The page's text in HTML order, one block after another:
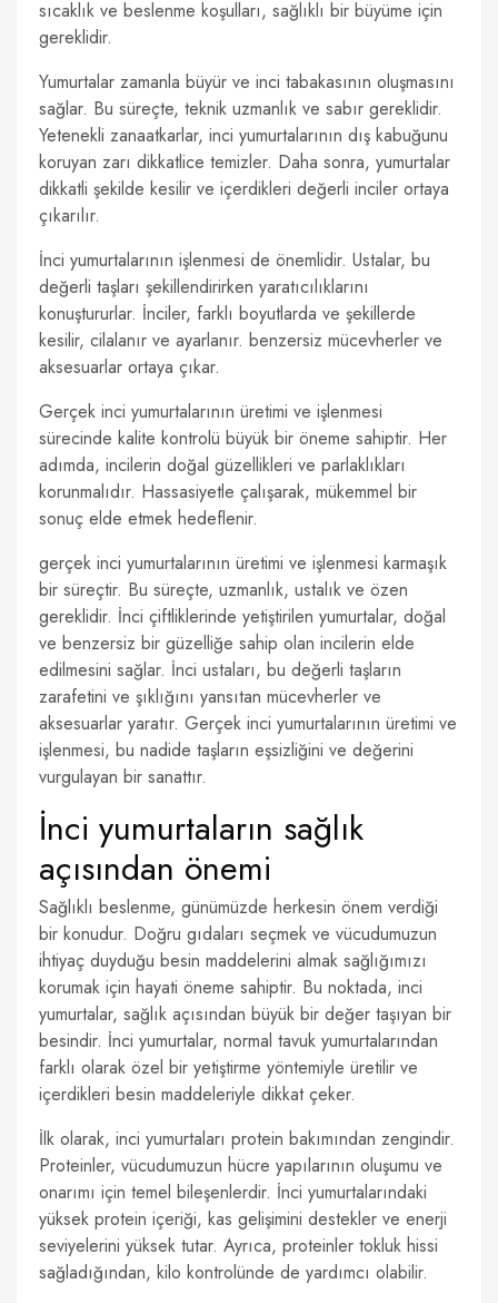
sıcaklık ve beslenme koşulları, sağlıklı bir büyüme için
gereklidir.
Yumurtalar zamanla büyür ve inci tabakasının oluşmasını
sağlar. Bu süreçte, teknik uzmanlık ve sabır gereklidir.
Yetenekli zanaatkarlar, inci yumurtalarının dış kabuğunu
koruyan zarı dikkatlice temizler. Daha sonra, yumurtalar
dikkatli şekilde kesilir ve içerdikleri değerli inciler ortaya
çıkarılır.
İnci yumurtalarının işlenmesi de önemlidir. Ustalar, bu
değerli taşları şekillendirirken yaratıcılıklarını
konuştururlar. İnciler, farklı boyutlarda ve şekillerde
kesilir, cilalanır ve ayarlanır. benzersiz mücevherler ve
aksesuarlar ortaya çıkar.
Gerçek inci yumurtalarının üretimi ve işlenmesi
sürecinde kalite kontrolü büyük bir öneme sahiptir. Her
adımda, incilerin doğal güzellikleri ve parlaklıkları
korunmalıdır. Hassasiyetle çalışarak, mükemmel bir
sonuç elde etmek hedeflenir.
gerçek inci yumurtalarının üretimi ve işlenmesi karmaşık
bir süreçtir. Bu süreçte, uzmanlık, ustalık ve özen
gereklidir. İnci çiftliklerinde yetiştirilen yumurtalar, doğal
ve benzersiz bir güzelliğe sahip olan incilerin elde
edilmesini sağlar. İnci ustaları, bu değerli taşların
zarafetini ve şıklığını yansıtan mücevherler ve
aksesuarlar yaratır. Gerçek inci yumurtalarının üretimi ve
işlenmesi, bu nadide taşların eşsizliğini ve değerini
vurgulayan bir sanattır.
İnci yumurtaların sağlık
açısından önemi
Sağlıklı beslenme, günümüzde herkesin önem verdiği
bir konudur. Doğru gıdaları seçmek ve vücudumuzun
ihtiyaç duyduğu besin maddelerini almak sağlığımızı
korumak için hayati öneme sahiptir. Bu noktada, inci
yumurtalar, sağlık açısından büyük bir değer taşıyan bir
besindir. İnci yumurtalar, normal tavuk yumurtalarından
farklı olarak özel bir yetiştirme yöntemiyle üretilir ve
içerdikleri besin maddeleriyle dikkat çeker.
İlk olarak, inci yumurtaları protein bakımından zengindir.
Proteinler, vücudumuzun hücre yapılarının oluşumu ve
onarımı için temel bileşenlerdir. İnci yumurtalarındaki
yüksek protein içeriği, kas gelişimini destekler ve enerji
seviyelerini yüksek tutar. Ayrıca, proteinler tokluk hissi
sağladığından, kilo kontrolünde de yardımcı olabilir.